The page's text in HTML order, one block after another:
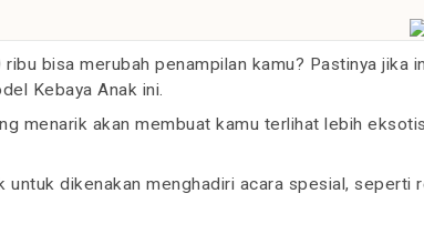
bisa merubah penampilan kamu? Pastinya
Kebaya Anak ini.
menarik akan membuat kamu terlihat lebih
untuk dikenakan menghadiri acara spesial,